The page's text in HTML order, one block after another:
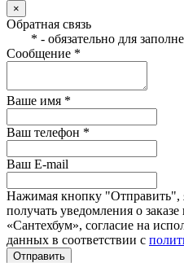
×
Обратная связь
* - обязательно для
Сообщение *
Ваше имя *
Ваш телефон *
Ваш E-mail
Нажимая кнопку "Отправить",
получать уведомления о
«Сантехбум», согласие на
данных в соответствии с
Отправить